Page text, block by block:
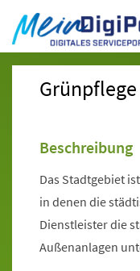
Digitales
Zur Hauptnavigation
Zum Inhalt
Zum Footer
Beschreibung
Das Stadtgebiet
in denen die
Dienstleister die
Außenanlagen